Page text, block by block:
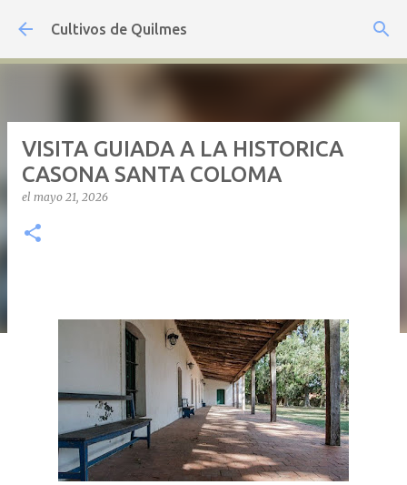
Ir al contenido principal
Cultivos de Quilmes
VISITA GUIADA A LA HISTORICA
CASONA SANTA COLOMA
el mayo 21, 2026